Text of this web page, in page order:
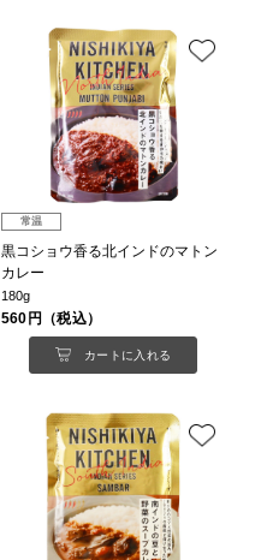
常温
黒コショウ香る北インドのマトン
カレー
180g
560円（税込）
カートに入れる